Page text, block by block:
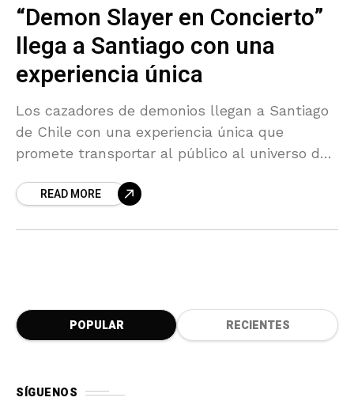
“Demon Slayer en Concierto”
llega a Santiago con una
experiencia única
Los cazadores de demonios llegan a Santiago
de Chile con una experiencia única que
promete transportar al público al universo de
2026,READ MORE
POPULAR RECIENTES
SÍGUENOS